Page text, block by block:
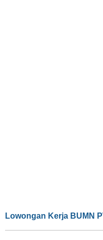
Lowongan Kerja BUMN